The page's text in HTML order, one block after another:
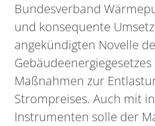
Bundesverband
und konsequente
angekündigten Novelle
Maßnahmen zur
Strompreises. Auch mit
Instrumenten solle der